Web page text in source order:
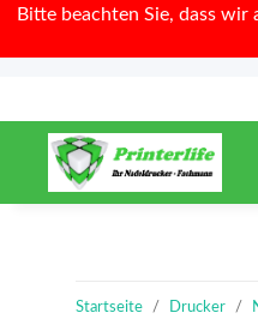
Bitte beachten Sie, dass
Startseite Drucker